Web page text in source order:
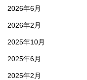
2026年6月
2026年2月
2025年10月
2025年6月
2025年2月